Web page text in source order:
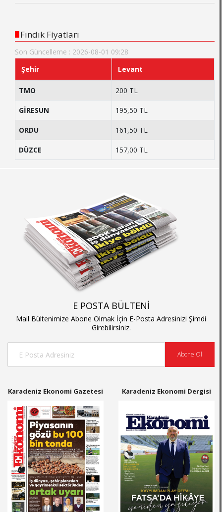
Fındık Fiyatları
Son Güncelleme : 2026-08-01 09:28
Şehir
Levant
TMO 200 TL
GİRESUN 195,50 TL
ORDU 161,50 TL
DÜZCE 157,00 TL
E POSTA BÜLTENİ
Mail Bültenimize Abone Olmak İçin E-Posta Adresinizi Şimdi
Girebilirsiniz.
Abone Ol
Karadeniz Ekonomi Gazetesi Karadeniz Ekonomi Dergisi